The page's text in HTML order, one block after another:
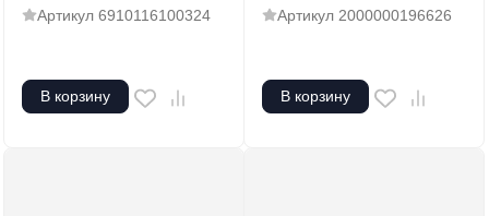
Артикул 6910116100324
В корзину
Артикул 2000000196626
В корзину